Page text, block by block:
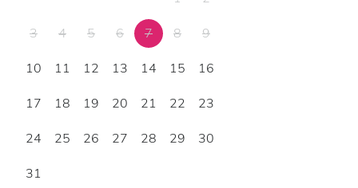
3
4 5 6 7 8
9
10
11 12 13 14 15
16
17
18 19 20 21 22
23
24
25 26 27 28 29
30
31